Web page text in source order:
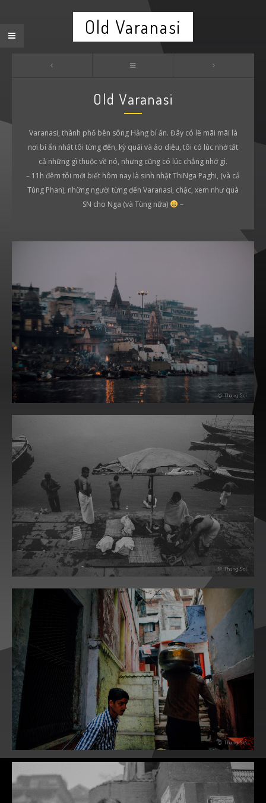
Old Varanasi
Old Varanasi
Varanasi, thành phố bên sông Hằng bí ấn. Đây có lẽ mãi mãi là
nơi bí ẩn nhất tôi từng đến, kỳ quái và ảo diệu, tôi có lúc nhớ tất
cả những gì thuộc về nó, nhưng cũng có lúc chẳng nhớ gì.
– 11h đêm tôi mới biết hôm nay là sinh nhật ThiNga Paghi, (và cả
Tùng Phan), những người từng đến Varanasi, chậc, xem như quà
SN cho Nga (và Tùng nữa)
–